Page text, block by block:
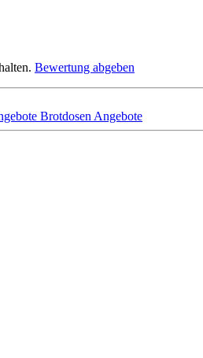
Bewertung abgeben
Brotdosen Angebote